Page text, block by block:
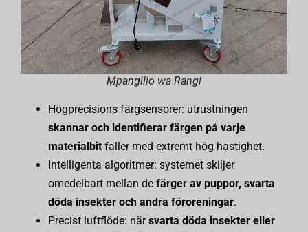
Mpangilio wa Rangi
Högprecisions färgsensorer: utrustningen
skannar och identifierar färgen på varje
materialbit faller med extremt hög hastighet.
Intelligenta algoritmer: systemet skiljer
omedelbart mellan de färger av puppor, svarta
döda insekter och andra föroreningar.
Precist luftflöde: närsvarta döda insekter eller